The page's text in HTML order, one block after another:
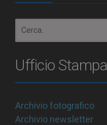
Ufficio Stampa
Archivio fotografico
Archivio newsletter